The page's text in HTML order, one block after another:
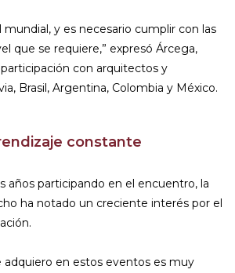
mundial, y es necesario cumplir con las
que se requiere,” expresó Árcega,
con arquitectos y
Brasil, Argentina, Colombia y México.
constante
años participando en el encuentro, la
ha notado un creciente interés por el
adquiero en estos eventos es muy